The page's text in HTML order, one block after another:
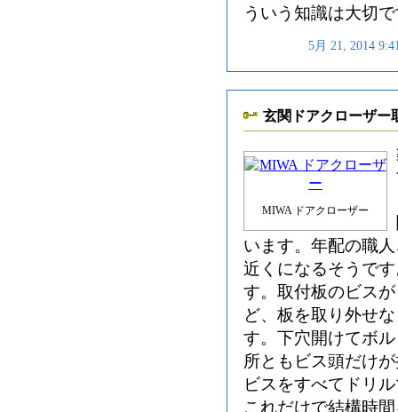
ういう知識は大切
5月 21, 2014
玄関ドアクローザー
MIWA ドアクローザー
います。年配の職
近くになるそうで
す。取付板のビス
ど、板を取り外せ
す。下穴開けてボ
所ともビス頭だけ
ビスをすべてドリ
これだけで結構時